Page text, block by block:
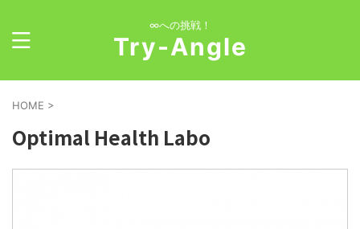
∞への挑戦！
Try-Angle
HOME >
Optimal Health Labo